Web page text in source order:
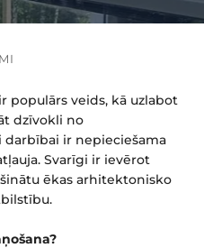
populārs veids, kā uzlabot
dzīvokli no
darbībai ir nepieciešama
Svarīgi ir ievērot
ēkas arhitektonisko